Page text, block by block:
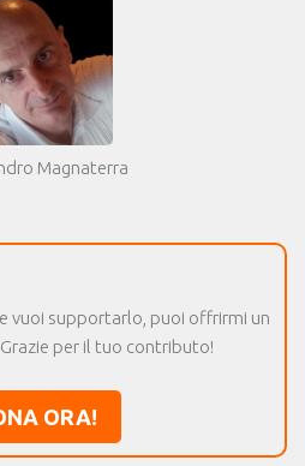
Magnaterra
vuoi supportarlo, puoi offrirmi un
per il tuo contributo!
ORA!